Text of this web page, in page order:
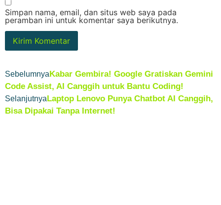
Simpan nama, email, dan situs web saya pada
peramban ini untuk komentar saya berikutnya.
SebelumnyaKabar Gembira! Google Gratiskan Gemini
Code Assist, AI Canggih untuk Bantu Coding!
SelanjutnyaLaptop Lenovo Punya Chatbot AI Canggih,
Bisa Dipakai Tanpa Internet!